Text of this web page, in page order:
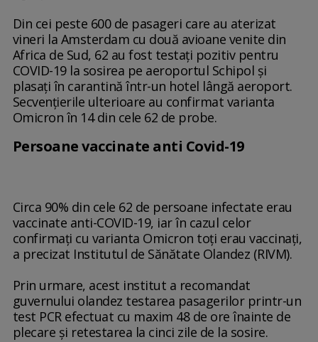
Din cei peste 600 de pasageri care au aterizat
vineri la Amsterdam cu două avioane venite din
Africa de Sud, 62 au fost testaţi pozitiv pentru
COVID-19 la sosirea pe aeroportul Schipol şi
plasaţi în carantină într-un hotel lângă aeroport.
Secvenţierile ulterioare au confirmat varianta
Omicron în 14 din cele 62 de probe.
Persoane vaccinate anti Covid-19
Circa 90% din cele 62 de persoane infectate erau
vaccinate anti-COVID-19, iar în cazul celor
confirmaţi cu varianta Omicron toţi erau vaccinaţi,
a precizat Institutul de Sănătate Olandez (RIVM).
Prin urmare, acest institut a recomandat
guvernului olandez testarea pasagerilor printr-un
test PCR efectuat cu maxim 48 de ore înainte de
plecare şi retestarea la cinci zile de la sosire.